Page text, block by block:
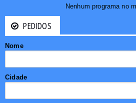
Nenhum programa no
PEDIDOS
Nome
Cidade